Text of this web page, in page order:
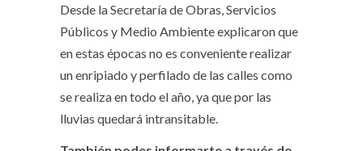
Desde la Secretaría de Obras, Servicios
Públicos y Medio Ambiente explicaron que
en estas épocas no es conveniente realizar
un enripiado y perfilado de las calles como
se realiza en todo el año, ya que por las
lluvias quedará intransitable.